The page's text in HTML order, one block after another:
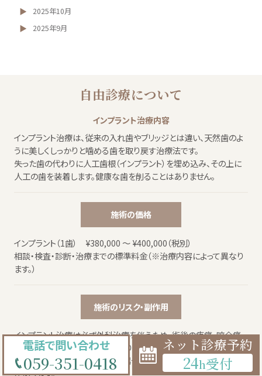
2025年10月
2025年9月
自由診療について
インプラント治療内容
インプラント治療は、従来の入れ歯やブリッジとは違い、天然歯のよ
うに美しくしっかりと噛める歯を取り戻す治療法です。
失った歯の代わりに人工歯根（インプラント）を埋め込み、その上に
人工の歯を装着します。健康な歯を削ることはありません。
施術の価格
インプラント（1歯） ¥380,000 ～ ¥400,000（税別）
相談・検査・診断・治療までの標準料金（※治療内容によって異なり
ます。）
施術のリスク・副作用
インプラント治療は必ず外科治療を伴うため、術後の疼痛・咬合痛・
腫脹や出血などを生じる事があります。
施術時、静脈内鎮静麻酔を行う場合、一時的にふらつきが生じる事
電話で問い合わせ
059-351-0418
ネット診療予約
24h受付